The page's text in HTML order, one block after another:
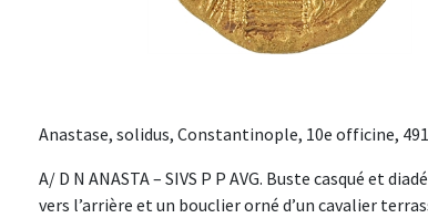
Anastase, solidus, Constantinople, 10e officine,
A/ D N ANASTA – SIVS P P AVG. Buste casqué et
vers l’arrière et un bouclier orné d’un cavalier